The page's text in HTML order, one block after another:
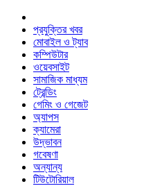
প্রযুক্তির খবর
মোবাইল ও ট্যাব
কম্পিউটার
ওয়েবসাইট
সামাজিক মাধ্যম
ট্রেন্ডিং
গেমিং ও গেজেট
অ্যাপস
ক্যামেরা
উদ্ভাবন
গবেষণা
অন্যান্য
টিউটোরিয়াল